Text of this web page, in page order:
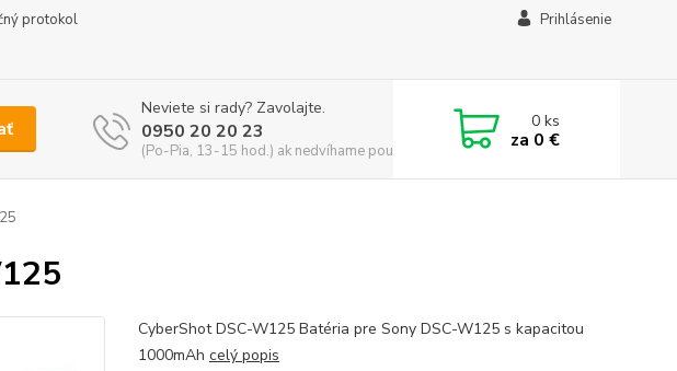
protokol
Prihlásenie
Neviete si rady? Zavolajte.
0950 20 20 23
(Po-Pia, 13-15 hod.) ak nedvíhame použite CHATBOX
0ks
za 0 €
CyberShot DSC-W125 Batéria pre Sony DSC-W125 s kapacitou
1000mAh celý popis